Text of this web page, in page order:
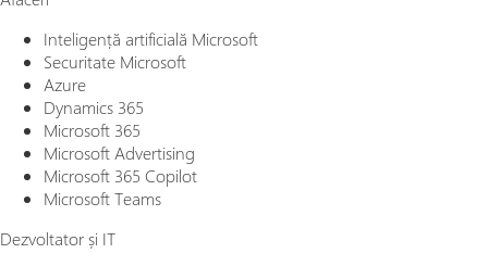
Inteligență artificială Microsoft
Securitate Microsoft
Azure
Dynamics 365
Microsoft 365
Microsoft Advertising
Microsoft 365 Copilot
Microsoft Teams
Dezvoltator și IT